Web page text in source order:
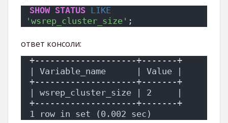
SHOW STATUS LIKE
'wsrep_cluster_size' ;
ответ консоли:
+--------------------+-------+
| Variable_name      | Value |
+--------------------+-------+
| wsrep_cluster_size | 2     |
+--------------------+-------+
1 row in set (0.002 sec)